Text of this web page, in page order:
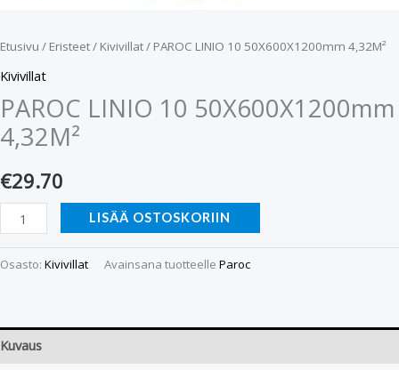
Etusivu / Eristeet/ Kivivillat/ PAROC LINIO 10 50X600X1200mm 4,32M²
Kivivillat
PAROC LINIO 10 50X600X1200mm
4,32M²
€29.70
LISÄÄ OSTOSKORIIN
Osasto: Kivivillat Avainsana tuotteelle Paroc
Kuvaus